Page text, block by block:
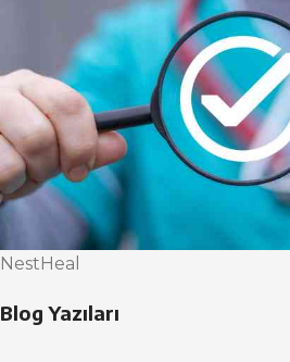
NestHeal
Blog Yazıları